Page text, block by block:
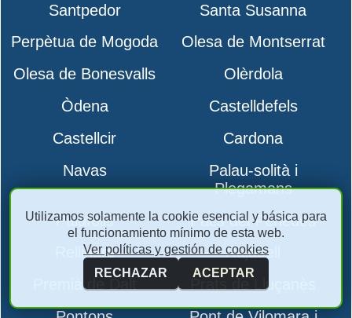
Santpedor
Santa Susanna
Perpètua de Mogoda
Olesa de Montserrat
Olesa de Bonesvalls
Olèrdola
Òdena
Castelldefels
Castellcir
Cardona
Navas
Palau-solità i
Plegamans
Palafolls
Pacs del Penedès
Rellinars
Rajadell
Premià de Dalt
Prats de Lluçanès
Utilizamos solamente la cookie esencial y básica para
el funcionamiento mínimo de esta web.
Ver políticas y gestión de cookies
RECHAZAR
ACEPTAR